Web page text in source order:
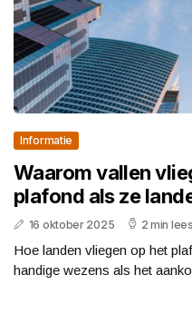
Informatie
Waarom vallen
plafond als ze
16 oktober 2025 2 min
Hoe landen vliegen op het
handige wezens als het